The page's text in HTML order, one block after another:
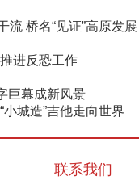
流 桥名“见证”高原发展
进反恐工作
巨幕成新风景
城造”吉他走向世界
联系我们